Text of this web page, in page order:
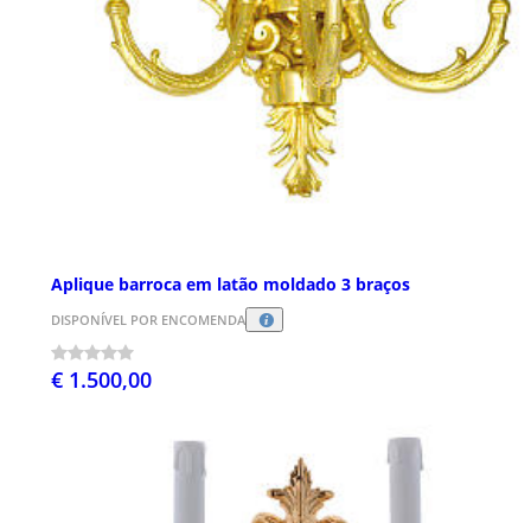
Aplique barroca em latão moldado 3 braços
DISPONÍVEL POR ENCOMENDA
€ 1.500,00